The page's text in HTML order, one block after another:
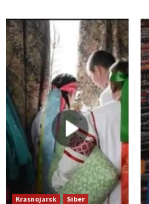
Krasnojarsk
Siber